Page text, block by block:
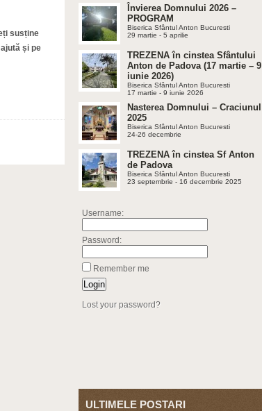
susține
și pe
Învierea Domnului 2026 –
PROGRAM
Biserica Sfântul Anton Bucuresti
29 martie - 5 aprilie
TREZENA în cinstea Sfântului
Anton de Padova (17 martie – 9
iunie 2026)
Biserica Sfântul Anton Bucuresti
17 martie - 9 iunie 2026
Nasterea Domnului – Craciunul
2025
Biserica Sfântul Anton Bucuresti
24-26 decembrie
TREZENA în cinstea Sf Anton
de Padova
Biserica Sfântul Anton Bucuresti
23 septembrie - 16 decembrie 2025
Username:
Password:
Remember me
Lost your password?
ULTIMELE POSTARI